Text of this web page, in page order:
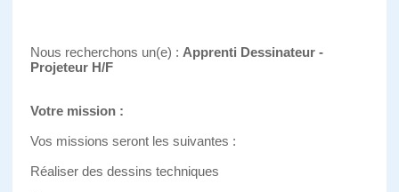
Nous recherchons un(e) : Apprenti Dessinateur -
Projeteur H/F
Votre mission :
Vos missions seront les suivantes :
Réaliser des dessins techniques